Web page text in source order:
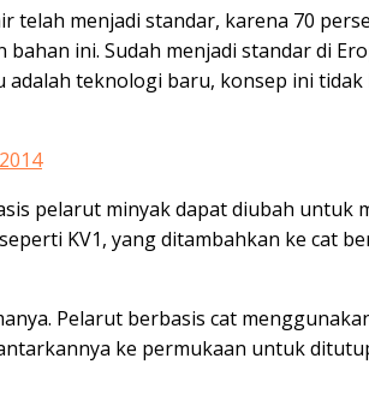
telah menjadi standar, karena 70
bahan ini. Sudah menjadi standar di
adalah teknologi baru, konsep ini
pelarut minyak dapat diubah untuk
KV1, yang ditambahkan ke cat
Pelarut berbasis cat
ke permukaan untuk